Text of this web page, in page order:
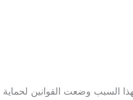
السبب وضعت القوانين لحماية